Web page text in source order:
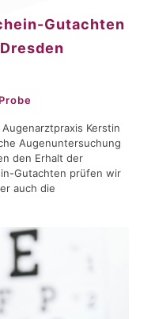
Gutachten
Kerstin
Augenuntersuchung
den Erhalt der
Gutachten prüfen wir
auch die